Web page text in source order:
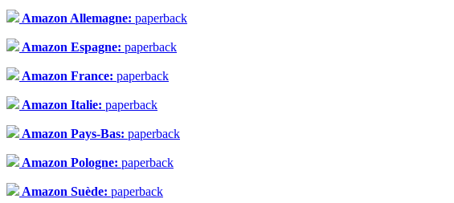
Amazon Allemagne: paperback
Amazon Espagne: paperback
Amazon France: paperback
Amazon Italie: paperback
Amazon Pays-Bas: paperback
Amazon Pologne: paperback
Amazon Suède: paperback